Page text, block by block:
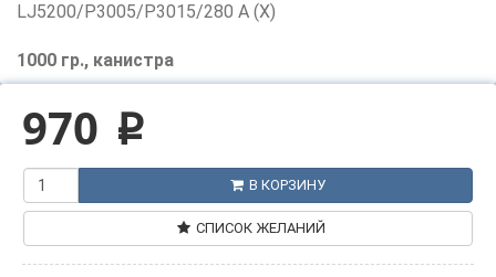
LJ5200/P3005/P3015/280 А (Х)
1000 гр., канистра
970 p
В КОРЗИНУ
СПИСОК ЖЕЛАНИЙ